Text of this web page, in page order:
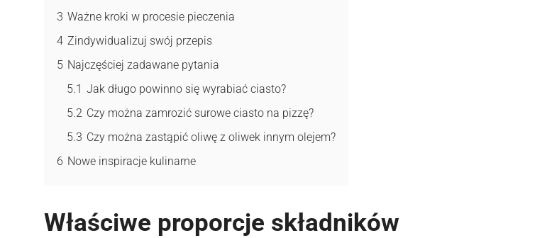
3 Ważne kroki w procesie pieczenia
4 Zindywidualizuj swój przepis
5 Najczęściej zadawane pytania
5.1 Jak długo powinno się wyrabiać ciasto?
5.2 Czy można zamrozić surowe ciasto na pizzę?
5.3 Czy można zastąpić oliwę z oliwek innym olejem?
6 Nowe inspiracje kulinarne
Właściwe proporcje składników